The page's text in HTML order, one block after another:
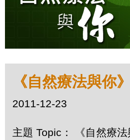
《自然療法與你
2011-12-23
主題 Topic： 《自然療